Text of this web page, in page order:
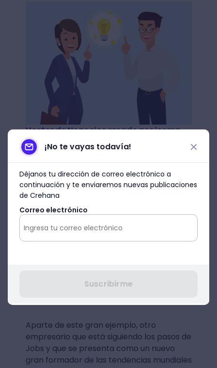
Vector de Negocios creado por jcomp -
www.freepik.es
Contar una historia envolvente
con un giro contundente
Si prestas atención a las mejores
exposiciones que se han realizado para
que siempre se cuenta una historia que
atrapa a la audiencia. Un claro ejemplo de
Steve Jobs , que creó una de las
empresas de dispositivos electrónicos más
Aparte de este gran ejemplo, otro
empresario que está siguiendo los pasos de
Jobs y que se presenta como un nuevo
gran formador de las tendencias mundiales
¡No te vayas todavía!
Déjanos tu dirección de correo electrónico a
continuación y te enviaremos nuevas publicaciones
de Crehana
Correo electrónico
Suscribirme